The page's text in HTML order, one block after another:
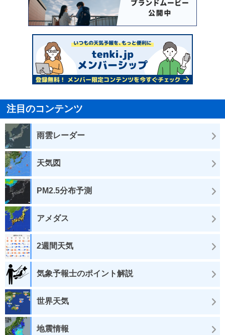
注目のコンテンツ
雨雲レーダー
天気図
PM2.5分布予測
アメダス
2週間天気
気象予報士のポイント解説
世界天気
地震情報